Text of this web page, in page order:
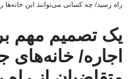
راه رسید/ چه کسانی می‌توانند این خانه‌ها
یک تصمیم مهم
اجاره/ خانه‌های